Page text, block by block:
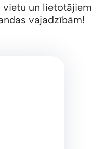
vietu un lietotājiem
vajadzībām!